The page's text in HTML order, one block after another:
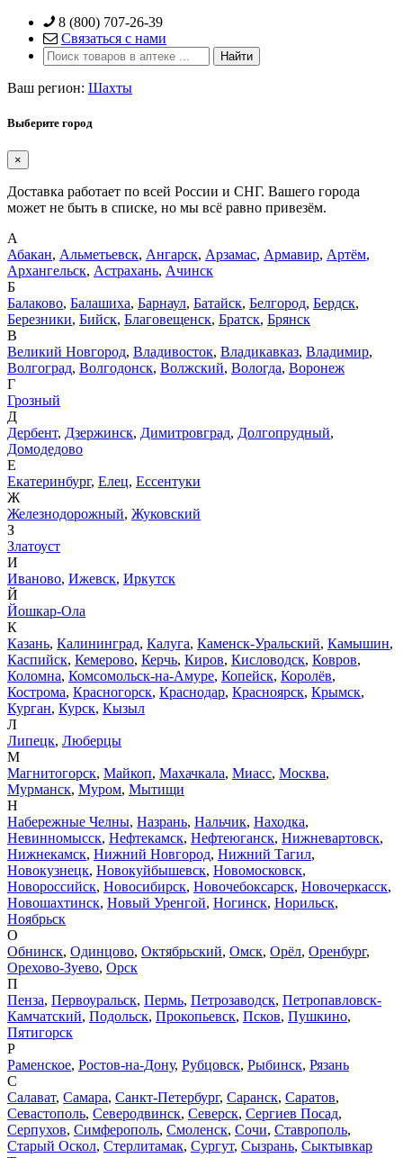
Skip
content
8 (800) 707-26-39
Связаться с нами
Ваш регион: Шахты
Выберите город
×
Доставка работает по всей России и СНГ. Вашего города
может не быть в списке, но мы всё равно привезём.
А
Абакан, Альметьевск, Ангарск, Арзамас, Армавир, Артём,
Архангельск, Астрахань, Ачинск
Б
Балаково, Балашиха, Барнаул, Батайск, Белгород, Бердск,
Березники, Бийск, Благовещенск, Братск, Брянск
В
Великий Новгород, Владивосток, Владикавказ, Владимир,
Волгоград, Волгодонск, Волжский, Вологда, Воронеж
Г
Грозный
Д
Дербент, Дзержинск, Димитровград, Долгопрудный,
Домодедово
Е
Екатеринбург, Елец, Ессентуки
Ж
Железнодорожный, Жуковский
З
Златоуст
И
Иваново, Ижевск, Иркутск
Й
Йошкар-Ола
К
Казань, Калининград, Калуга, Каменск-Уральский, Камышин,
Каспийск, Кемерово, Керчь, Киров, Кисловодск, Ковров,
Коломна, Комсомольск-на-Амуре, Копейск, Королёв,
Кострома, Красногорск, Краснодар, Красноярск, Крымск,
Курган, Курск, Кызыл
Л
Липецк, Люберцы
М
Магнитогорск, Майкоп, Махачкала, Миасс, Москва,
Мурманск, Муром, Мытищи
Н
Набережные Челны, Назрань, Нальчик, Находка,
Невинномысск, Нефтекамск, Нефтеюганск, Нижневартовск,
Нижнекамск, Нижний Новгород, Нижний Тагил,
Новокузнецк, Новокуйбышевск, Новомосковск,
Новороссийск, Новосибирск, Новочебоксарск, Новочеркасск,
Новошахтинск, Новый Уренгой, Ногинск, Норильск,
Ноябрьск
О
Обнинск, Одинцово, Октябрьский, Омск, Орёл, Оренбург,
Орехово-Зуево, Орск
П
Пенза, Первоуральск, Пермь, Петрозаводск, Петропавловск-
Камчатский, Подольск, Прокопьевск, Псков, Пушкино,
Пятигорск
Р
Раменское, Ростов-на-Дону, Рубцовск, Рыбинск, Рязань
С
Салават, Самара, Санкт-Петербург, Саранск, Саратов,
Севастополь, Северодвинск, Северск, Сергиев Посад,
Серпухов, Симферополь, Смоленск, Сочи, Ставрополь,
Старый Оскол, Стерлитамак, Сургут, Сызрань, Сыктывкар